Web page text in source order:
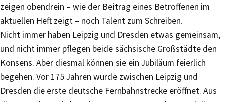
zeigen obendrein – wie der Beitrag eines Betroffenen im
aktuellen Heft zeigt – noch Talent zum Schreiben.
Nicht immer haben Leipzig und Dresden etwas gemeinsam,
und nicht immer pflegen beide sächsische Großstädte den
Konsens. Aber diesmal können sie ein Jubiläum feierlich
begehen. Vor 175 Jahren wurde zwischen Leipzig und
Dresden die erste deutsche Fernbahnstrecke eröffnet. Aus